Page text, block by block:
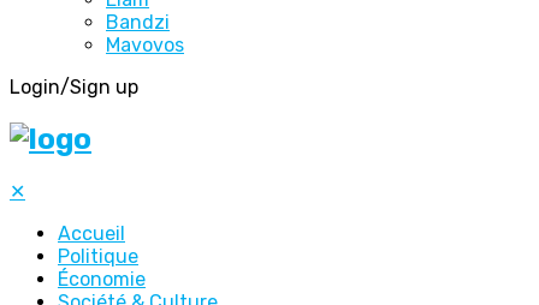
Bandzi
Mavovos
Login/Sign up
✕
Accueil
Politique
Économie